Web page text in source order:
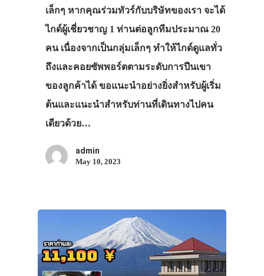
เล็กๆ หากคุณร่วมทัวร์กับบริษัทของเรา จะได้
ไกด์ผู้เชี่ยวชาญ 1 ท่านต่อลูกทีมประมาณ 20
คน เนื่องจากเป็นกลุ่มเล็กๆ ทำให้ไกด์ดูแลทั่ว
ถึงและคอยซัพพอร์ตตามระดับการปีนเขา
ของลูกค้าได้ ขอแนะนำอย่างยิ่งสำหรับผู้เริ่ม
ต้นและแนะนำสำหรับท่านที่เดินทางไปคน
เดียวด้วย…
admin
May 10, 2023